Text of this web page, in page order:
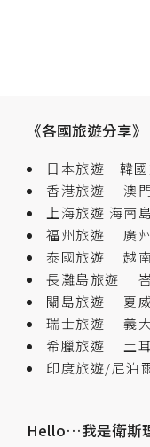
《各國旅遊分享》
日本旅遊
韓
香港旅遊
澳
上海旅遊 海南
福州旅遊
廣
泰國旅遊
越
長灘島旅遊
關島旅遊
夏
瑞士旅遊
義
希臘旅遊
土
印度旅遊/尼泊
Hello…我是衛斯